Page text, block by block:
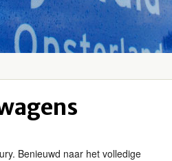
Benieuwd naar het volledige